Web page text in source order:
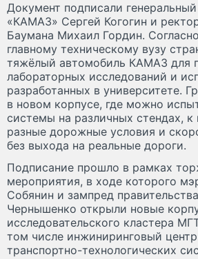
Документ подписали
«КАМАЗ» Сергей Когогин и
Баумана Михаил Гордин.
главному техническому вузу
тяжёлый автомобиль КАМАЗ для
лабораторных исследований и
разработанных в университете.
в новом корпусе, где можно
системы на различных стендах, к
разные дорожные условия и
без выхода на реальные дороги.
Подписание прошло в рамках
мероприятия, в ходе которого
Собянин и зампред
Чернышенко открыли новые
исследовательского кластера
том числе инжиниринговый
транспортно-технологических